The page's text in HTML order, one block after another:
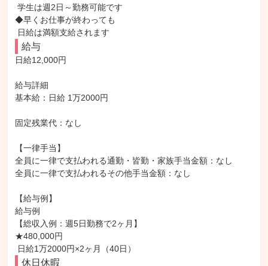
◆早くお仕事が終わっても
日給は満額支給されます
給与
日給12,000円
給与詳細
基本給：日給 1万2000円
固定残業代：なし
【一律手当】
全員に一律で支払われる通勤・皆勤・家族手当金額：なし
全員に一律で支払われるその他手当金額：なし
【給与例】
給与例
【総収入例：週5日勤務で2ヶ月】
★480,000円
日給1万2000円×2ヶ月（40日）
休日休暇